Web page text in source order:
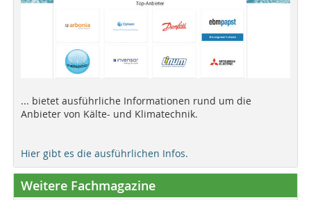
... bietet ausführliche Informationen rund um die
Anbieter von Kälte- und Klimatechnik.
Hier gibt es die ausführlichen Infos.
Weitere Fachmagazine